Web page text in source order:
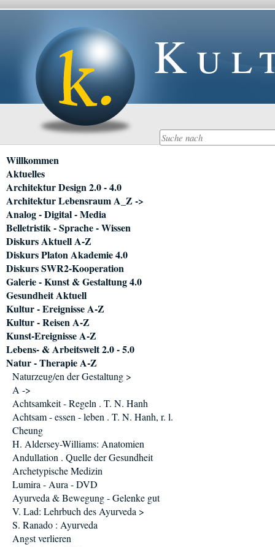
Navigation
überspringen
Willkommen
Aktuelles
Architektur Design 2.0 - 4.0
Architektur Lebensraum A_Z ->
Analog - Digital - Media
Belletristik - Sprache - Wissen
Diskurs Aktuell A-Z
Diskurs Platon Akademie 4.0
Diskurs SWR2-Kooperation
Galerie - Kunst & Gestaltung 4.0
Gesundheit Aktuell
Kultur - Ereignisse A-Z
Kultur - Reisen A-Z
Kunst-Ereignisse A-Z
Lebens- & Arbeitswelt 2.0 - 5.0
Natur - Therapie A-Z
Naturzeug/en der Gestaltung >
A ->
Achtsamkeit - Regeln . T. N. Hanh
Achtsam - essen - leben . T. N. Hanh, r. l.
Cheung
H. Aldersey-Williams: Anatomien
Andullation . Quelle der Gesundheit
Archetypische Medizin
Lumira - Aura - DVD
Ayurveda & Bewegung - Gelenke gut
V. Lad: Lehrbuch des Ayurveda >
S. Ranado : Ayurveda
Angst verlieren